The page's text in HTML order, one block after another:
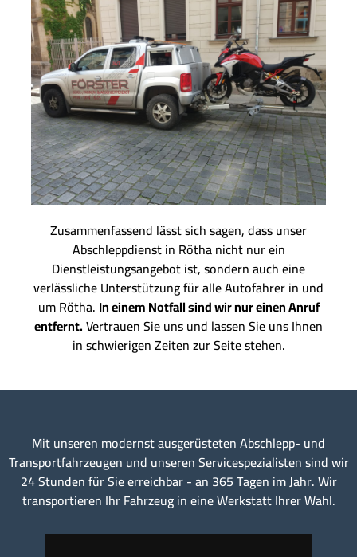
Zusammenfassend lässt sich sagen, dass unser
Abschleppdienst in Rötha nicht nur ein
Dienstleistungsangebot ist, sondern auch eine
verlässliche Unterstützung für alle Autofahrer in und
um Rötha. In einem Notfall sind wir nur einen Anruf
entfernt.Vertrauen Sie uns und lassen Sie uns Ihnen
in schwierigen Zeiten zur Seite stehen.
Mit unseren modernst ausgerüsteten Abschlepp- und
Transportfahrzeugen und unseren Servicespezialisten sind wir
24 Stunden für Sie erreichbar - an 365 Tagen im Jahr. Wir
transportieren Ihr Fahrzeug in eine Werkstatt Ihrer Wahl.